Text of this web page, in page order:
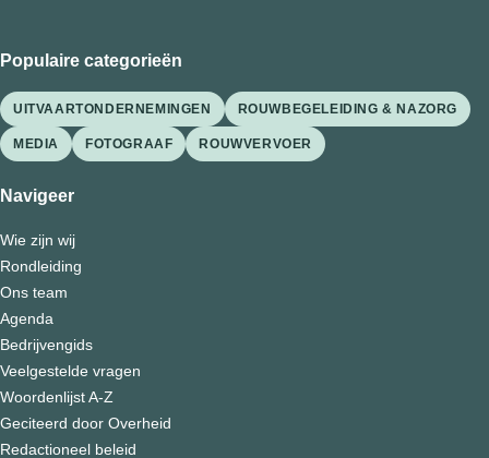
Populaire categorieën
UITVAARTONDERNEMINGEN ROUWBEGELEIDING & NAZORG
MEDIA FOTOGRAAF ROUWVERVOER
Navigeer
Wie zijn wij
Rondleiding
Ons team
Agenda
Bedrijvengids
Veelgestelde vragen
Woordenlijst A-Z
Geciteerd door Overheid
Redactioneel beleid